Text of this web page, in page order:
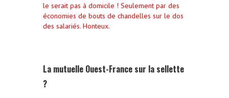
le serait pas à domicile ! Seulement par des
économies de bouts de chandelles sur le dos
des salariés. Honteux.
La mutuelle Ouest-France sur la sellette
?